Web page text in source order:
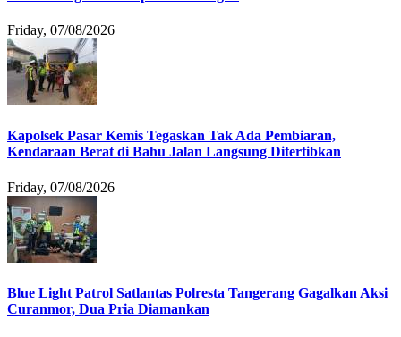
Friday, 07/08/2026
Kapolsek Pasar Kemis Tegaskan Tak Ada Pembiaran,
Kendaraan Berat di Bahu Jalan Langsung Ditertibkan
Friday, 07/08/2026
Blue Light Patrol Satlantas Polresta Tangerang Gagalkan Aksi
Curanmor, Dua Pria Diamankan